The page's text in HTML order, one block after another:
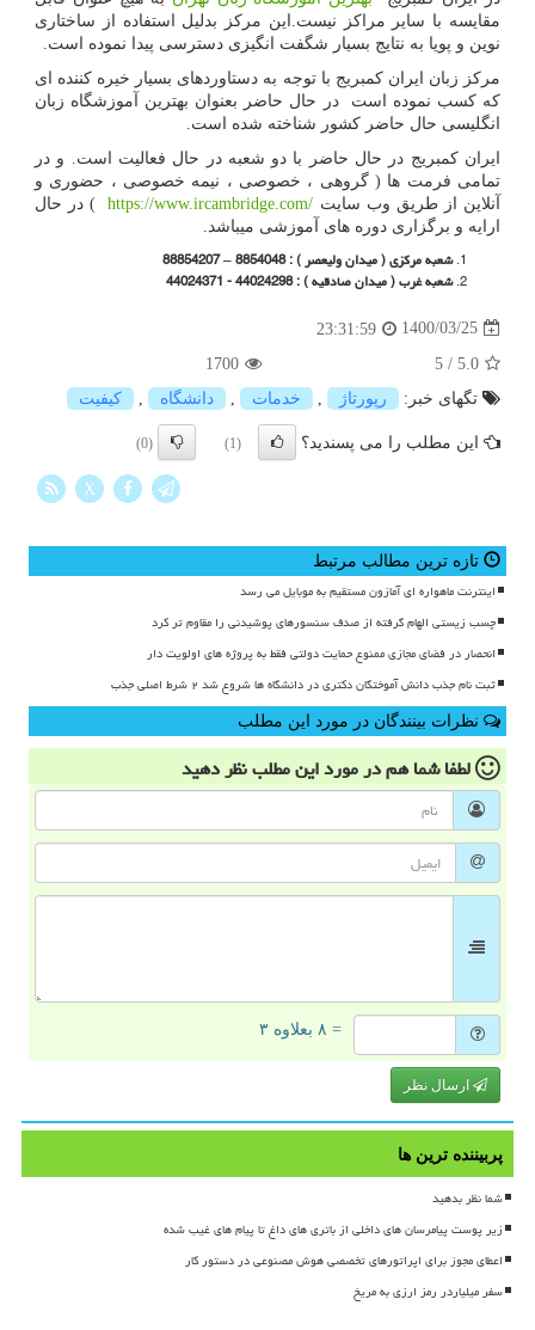
مقایسه با سایر مراکز نیست.این مرکز بدلیل استفاده از ساختاری
نوین و پویا به نتایج بسیار شگفت انگیزی دسترسی پیدا نموده است.
مرکز زبان ایران کمبریج با توجه به دستاوردهای بسیار خیره کننده ای
که کسب نموده است در حال حاضر بعنوان بهترین آموزشگاه زبان
انگلیسی حال حاضر کشور شناخته شده است.
ایران کمبریج در حال حاضر با دو شعبه در حال فعالیت است. و در
تمامی فرمت ها ( گروهی ، خصوصی ، نیمه خصوصی ، حضوری و
آنلاین از طریق وب سایت https://www.ircambridge.com/) در حال
ارایه و برگزاری دوره های آموزشی میباشد.
شعبه مرکزی ( میدان ولیعصر ) : 8854048 – 88854207
شعبه غرب ( میدان صادقیه ) : 44024298 - 44024371
1400/03/25
23:31:59
5.0
/
5
1700
تگهای خبر:
رپورتاژ , خدمات , دانشگاه , كیفیت
این مطلب را می پسندید؟ (1)
(0)
X
تازه ترین مطالب مرتبط
اینترنت ماهواره ای آمازون مستقیم به موبایل می رسد
چسب زیستی الهام گرفته از صدف سنسورهای پوشیدنی را مقاوم تر کرد
انحصار در فضای مجازی ممنوع حمایت دولتی فقط به پروژه های اولویت دار
ثبت نام جذب دانش آموختگان دکتری در دانشگاه ها شروع شد ۲ شرط اصلی جذب
نظرات بینندگان در مورد این مطلب
لطفا شما همدر مورد این مطلبنظر دهید
= ۸ بعلاوه ۳
ارسال نظر
پربیننده ترین ها
شما نظر بدهید
زیر پوست پیامرسان های داخلی از باتری های داغ تا پیام های غیب شده
اعطای مجوز برای اپراتورهای تخصصی هوش مصنوعی در دستور کار
سفر میلیاردر رمز ارزی به مریخ